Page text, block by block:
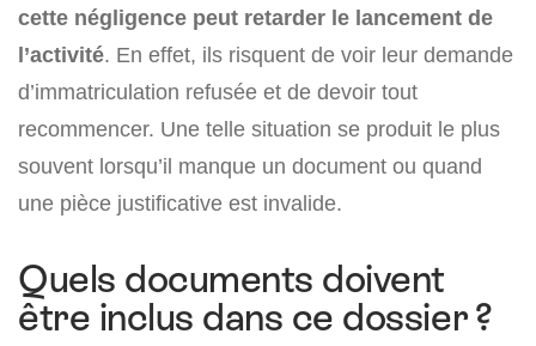
cette négligence peut retarder le lancement de
l’activité. En effet, ils risquent de voir leur demande
d’immatriculation refusée et de devoir tout
recommencer. Une telle situation se produit le plus
souvent lorsqu’il manque un document ou quand
une pièce justificative est invalide.
Quels documents doivent
être inclus dans ce dossier ?